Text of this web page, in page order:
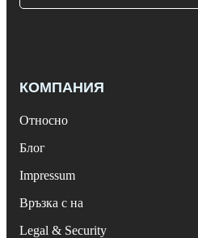
КОМПАНИЯ
Относно
Блог
Impressum
Връзка с на
Legal & Security